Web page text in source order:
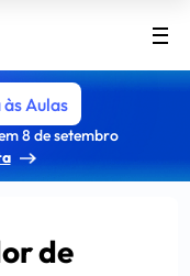
Aulas
8 de setembro
de